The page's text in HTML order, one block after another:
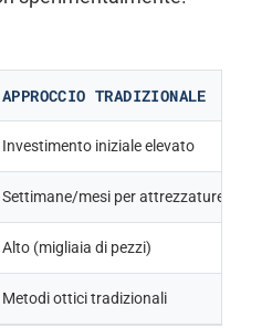
APPROCCIO TRADIZIONALE
Investimento iniziale elevato
Settimane/mesi per attrezzature
Alto (migliaia di pezzi)
Metodi ottici tradizionali